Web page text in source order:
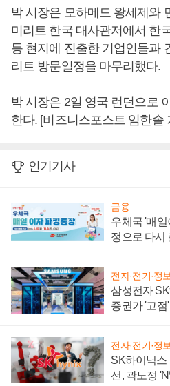
박 시장은 모하메드 왕세제와
미리트 한국 대사관저에서 한
등 현지에 진출한 기업인들과
리트 방문일정을 마무리했다.
박 시장은 2일 영국 런던으로
한다. [비즈니스포스트 임한솔
인기기사
금융
우체국 '매
정으로 다시
전자·전기·정
삼성전자
증권가 '고점
전자·전기·정
SK하이닉스
선, 곽노정